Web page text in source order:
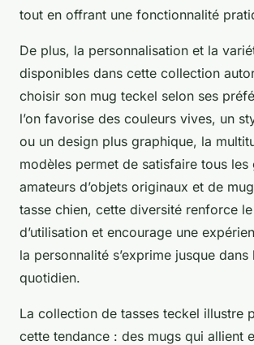
tout en offrant une fonctionnalité
De plus, la personnalisation et la
disponibles dans cette collection
choisir son mug teckel selon ses
l’on favorise des couleurs vives, un
ou un design plus graphique, la
modèles permet de satisfaire tous les
amateurs d’objets originaux et de
tasse chien, cette diversité renforce
d’utilisation et encourage une
la personnalité s’exprime jusque
quotidien.
La collection de tasses teckel illustre
cette tendance : des mugs qui allient